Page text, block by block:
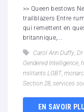
>> Queen bestows
trailblazers Entre
qui remettent en
britannique,...
Carol Ann Duffy,
Gendered Intelligence,
militants LGBT,
Section 28, services
EN SAVOIR